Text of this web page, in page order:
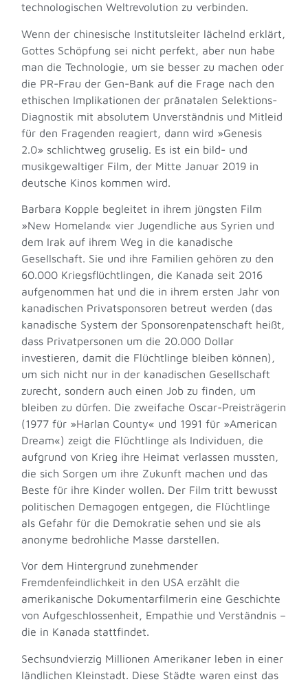
technologischen Weltrevolution zu verbinden.
Wenn der chinesische Institutsleiter lächelnd erklärt,
Gottes Schöpfung sei nicht perfekt, aber nun habe
man die Technologie, um sie besser zu machen oder
die PR-Frau der Gen-Bank auf die Frage nach den
ethischen Implikationen der pränatalen Selektions-
Diagnostik mit absolutem Unverständnis und Mitleid
für den Fragenden reagiert, dann wird »Genesis
2.0» schlichtweg gruselig. Es ist ein bild- und
musikgewaltiger Film, der Mitte Januar 2019 in
deutsche Kinos kommen wird.
Barbara Kopple begleitet in ihrem jüngsten Film
»New Homeland« vier Jugendliche aus Syrien und
dem Irak auf ihrem Weg in die kanadische
Gesellschaft. Sie und ihre Familien gehören zu den
60.000 Kriegsflüchtlingen, die Kanada seit 2016
aufgenommen hat und die in ihrem ersten Jahr von
kanadischen Privatsponsoren betreut werden (das
kanadische System der Sponsorenpatenschaft heißt,
dass Privatpersonen um die 20.000 Dollar
investieren, damit die Flüchtlinge bleiben können),
um sich nicht nur in der kanadischen Gesellschaft
zurecht, sondern auch einen Job zu finden, um
bleiben zu dürfen. Die zweifache Oscar-Preisträgerin
(1977 für »Harlan County« und 1991 für »American
Dream«) zeigt die Flüchtlinge als Individuen, die
aufgrund von Krieg ihre Heimat verlassen mussten,
die sich Sorgen um ihre Zukunft machen und das
Beste für ihre Kinder wollen. Der Film tritt bewusst
politischen Demagogen entgegen, die Flüchtlinge
als Gefahr für die Demokratie sehen und sie als
anonyme bedrohliche Masse darstellen.
Vor dem Hintergrund zunehmender
Fremdenfeindlichkeit in den USA erzählt die
amerikanische Dokumentarfilmerin eine Geschichte
von Aufgeschlossenheit, Empathie und Verständnis –
die in Kanada stattfindet.
Sechsundvierzig Millionen Amerikaner leben in einer
ländlichen Kleinstadt. Diese Städte waren einst das